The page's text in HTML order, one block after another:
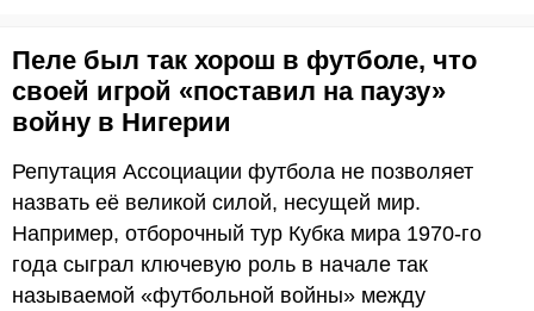
Пеле был так хорош в футболе, что
своей игрой «поставил на паузу»
войну в Нигерии
Репутация Ассоциации футбола не позволяет
назвать её великой силой, несущей мир.
Например, отборочный тур Кубка мира 1970-го
года сыграл ключевую роль в начале так
называемой «футбольной войны» между